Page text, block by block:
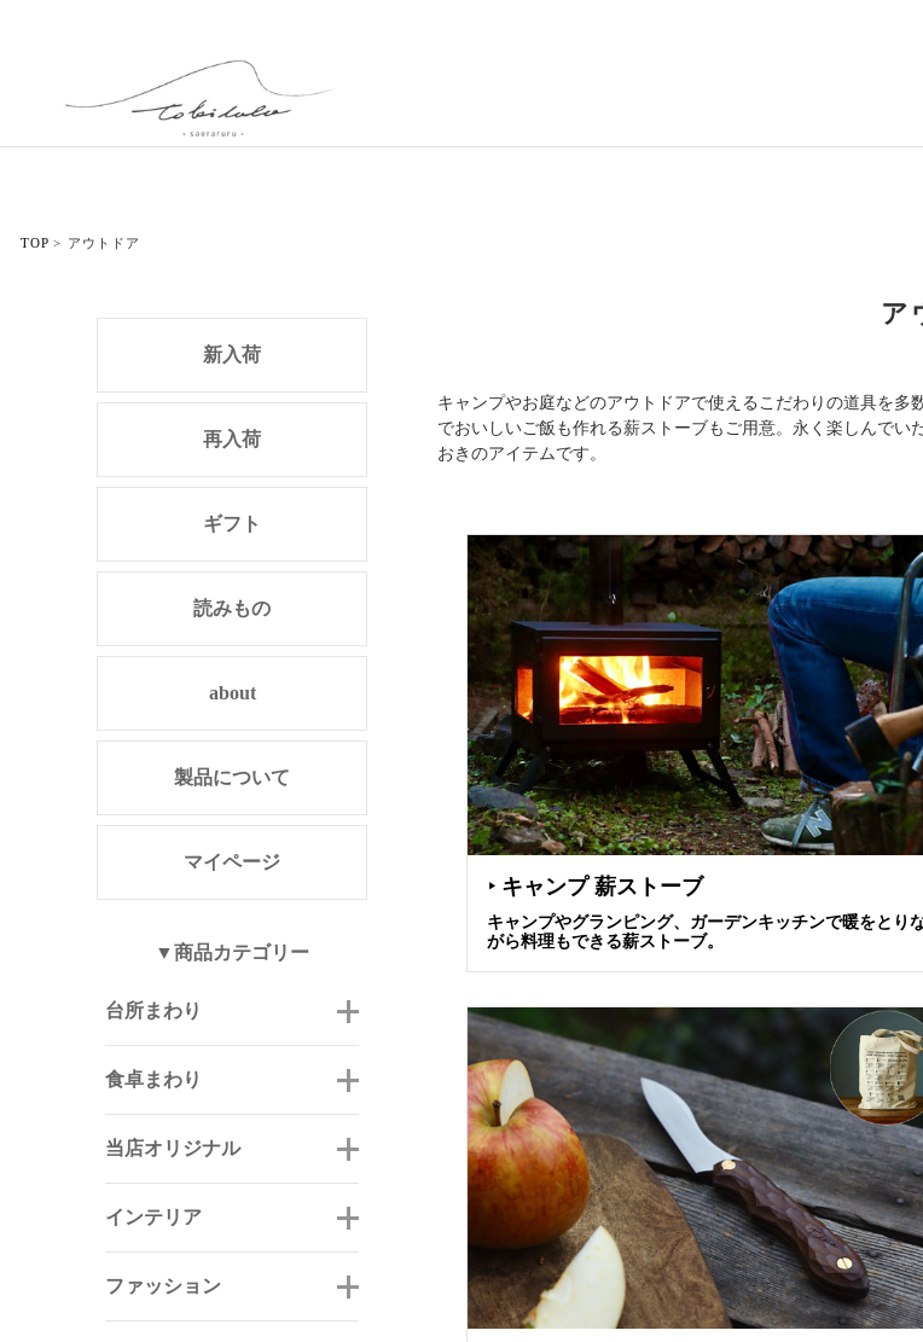
TOP アウトドア
新入荷
再入荷
ギフト
読みもの
about
製品について
マイページ
▼商品カテゴリー
台所まわり
食卓まわり
当店オリジナル
インテリア
ファッション
ア
キャンプやお庭などのアウトドアで使えるこだわりの道具を
でおいしいご飯も作れる薪ストーブもご用意。永く楽しんで
おきのアイテムです。
▶ キャンプ 薪ストーブ
キャンプやグランピング、ガーデンキッチンで暖をとり
がら料理もできる薪ストーブ。